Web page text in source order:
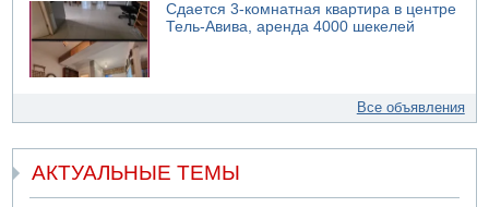
Сдается 3-комнатная квартира в центре
Тель-Авива, аренда 4000 шекелей
Все объявления
АКТУАЛЬНЫЕ ТЕМЫ